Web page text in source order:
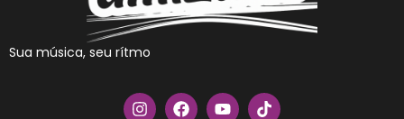
Sua música, seu rítmo